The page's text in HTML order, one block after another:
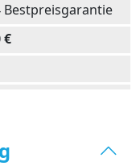
Bestpreisgarantie
€